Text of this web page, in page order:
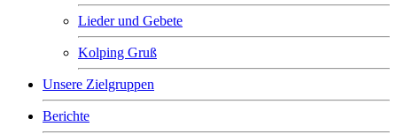
Lieder und Gebete
Kolping Gruß
Unsere Zielgruppen
Berichte